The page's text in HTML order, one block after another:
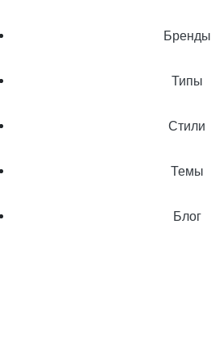
Бренды
Типы
Стили
Темы
Блог